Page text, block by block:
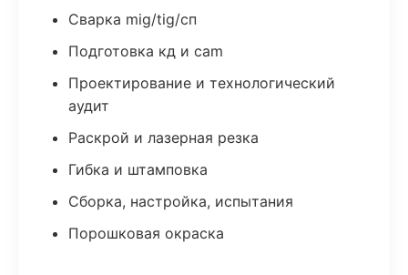
Сварка mig/tig/сп
Подготовка кд и cam
Проектирование и технологический
аудит
Раскрой и лазерная резка
Гибка и штамповка
Сборка, настройка, испытания
Порошковая окраска